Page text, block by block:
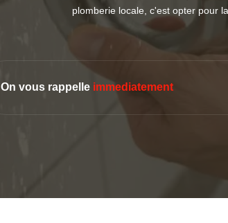
plomberie locale, c'est opter pour
On vous rappelle immediatement